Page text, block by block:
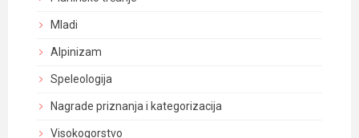
Mladi
Alpinizam
Speleologija
Nagrade priznanja i kategorizacija
Visokogorstvo